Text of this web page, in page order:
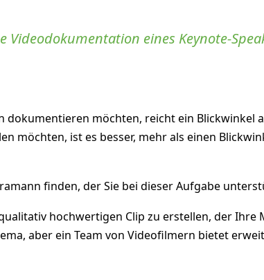
eines Keynote-
dokumentieren möchten, reicht ein Blickwinkel
möchten, ist es besser, mehr als einen
finden, der Sie bei dieser Aufgabe
hochwertigen Clip zu erstellen, der Ihre
aber ein Team von Videofilmern bietet